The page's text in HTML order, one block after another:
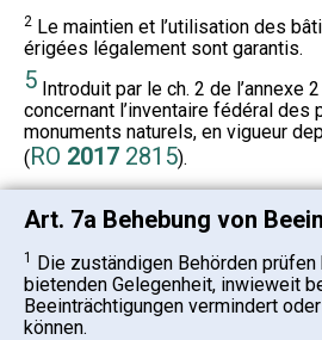
2 Le maintien et l’utilisation des
érigées légalement sont garantis.
5 Introduit par le ch. 2 de l’annexe
concernant l’inventaire fédéral
monuments naturels, en vigueur
(RO 2017 2815).
Art. 7a Behebung von
1 Die zuständigen Behörden
bietenden Gelegenheit, inwieweit
Beeinträchtigungen vermindert
können.